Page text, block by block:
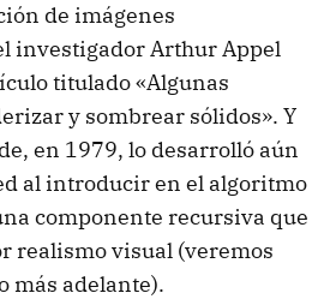
de imágenes
investigador Arthur Appel
titulado «Algunas
y sombrear sólidos». Y
en 1979, lo desarrolló aún
al introducir en el algoritmo
componente recursiva que
realismo visual (veremos
más adelante).